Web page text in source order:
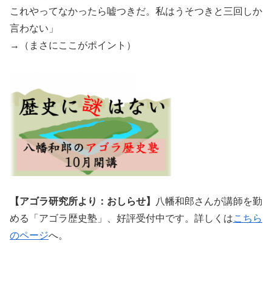
これやってなかったら嘘つきだ。私はうそつきと三回しか
言わない」
→（まさにここがポイント）
【アゴラ研究所より：おしらせ】
八幡和郎さんが講師を勤
める「アゴラ歴史塾」、好評受付中です。詳しくはこちら
のページへ。